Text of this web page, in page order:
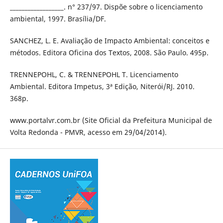
__________________. n° 237/97. Dispõe sobre o licenciamento
ambiental, 1997. Brasília/DF.
SANCHEZ, L. E. Avaliação de Impacto Ambiental: conceitos e
métodos. Editora Oficina dos Textos, 2008. São Paulo. 495p.
TRENNEPOHL, C. & TRENNEPOHL T. Licenciamento
Ambiental. Editora Impetus, 3ª Edição, Niterói/RJ. 2010.
368p.
www.portalvr.com.br (Site Oficial da Prefeitura Municipal de
Volta Redonda - PMVR, acesso em 29/04/2014).